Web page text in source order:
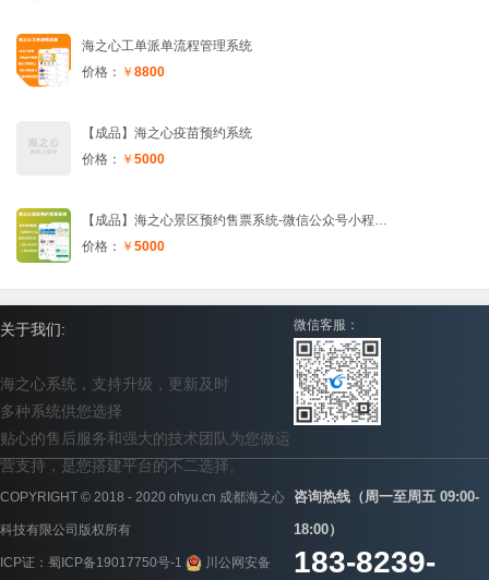
海之心工单派单流程管理系统
价格： ￥ 8800
【成品】海之心疫苗预约系统
价格： ￥ 5000
【成品】海之心景区预约售票系统-微信公众号小程序源码
价格： ￥ 5000
关于我们:
海之心系统，支持升级，更新及时
多种系统供您选择
贴心的售后服务和强大的技术团队为您做运
营支持，是您搭建平台的不二选择。
微信客服：
COPYRIGHT © 2018 - 2020 ohyu.cn 成都海之心
科技有限公司版权所有
ICP证： 蜀ICP备19017750号-1 川公网安备
咨询热线（周一至周五 09:00-
18:00）
183-8239-